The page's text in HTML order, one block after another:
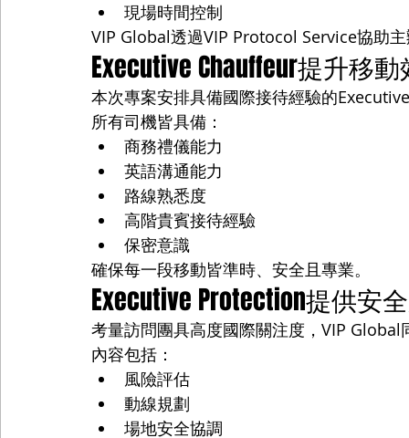
現場時間控制
VIP Global透過VIP Protocol Service協助
Executive Chauffeur提升移
本次專案安排具備國際接待經驗的
所有司機皆具備：
商務禮儀能力
英語溝通能力
路線熟悉度
高階貴賓接待經驗
保密意識
確保每一段移動皆準時、安全且專業。
Executive Protection提供安
考量訪問團具高度國際關注度，VIP
內容包括：
風險評估
動線規劃
場地安全協調